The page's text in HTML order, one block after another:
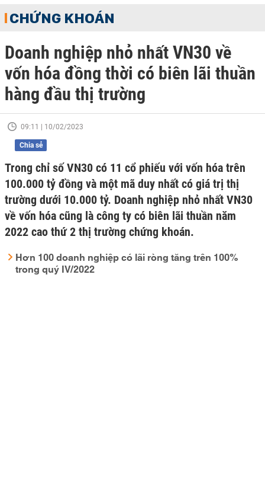
CHỨNG KHOÁN
Doanh nghiệp nhỏ nhất VN30 về
vốn hóa đồng thời có biên lãi thuần
hàng đầu thị trường
09:11 | 10/02/2023
Chia sẻ
Trong chỉ số VN30 có 11 cổ phiếu với vốn hóa trên
100.000 tỷ đồng và một mã duy nhất có giá trị thị
trường dưới 10.000 tỷ. Doanh nghiệp nhỏ nhất VN30
về vốn hóa cũng là công ty có biên lãi thuần năm
2022 cao thứ 2 thị trường chứng khoán.
Hơn 100 doanh nghiệp có lãi ròng tăng trên 100%
trong quý IV/2022